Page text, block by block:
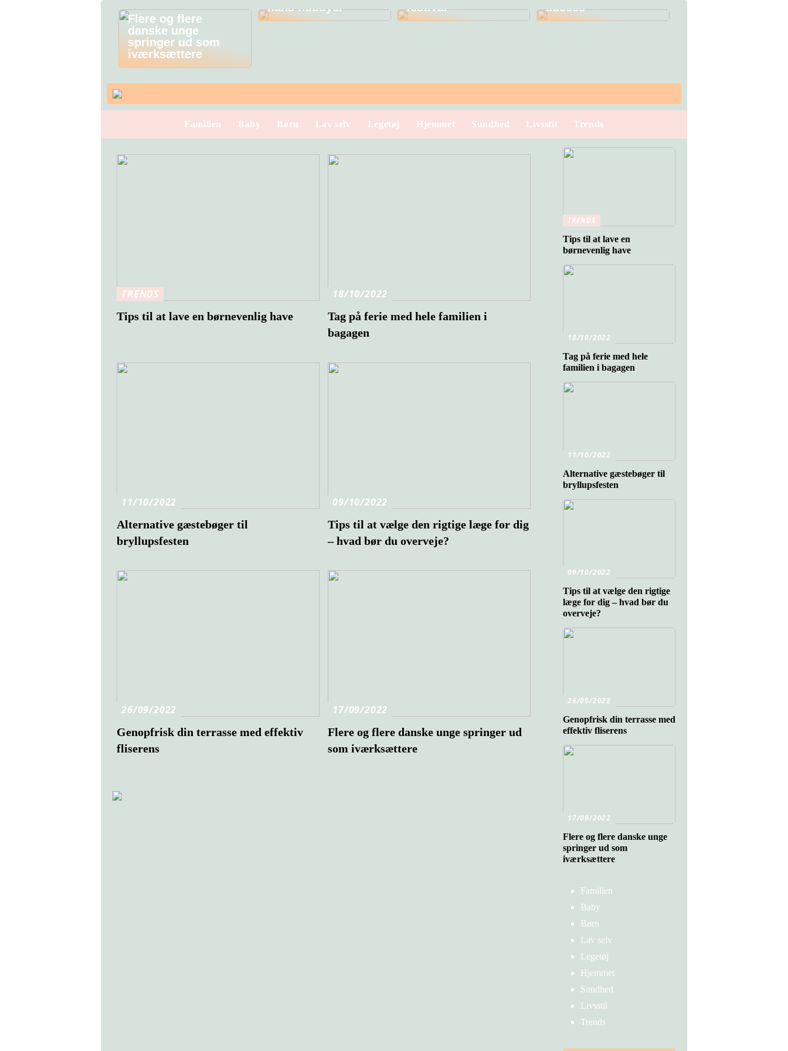
Flere og flere
danske unge
springer ud som
iværksættere
hans hobbyer
festival
succes
Familien Baby Børn Lav selv Legetøj Hjemmet Sundhed Livsstil Trends
TRENDS
Tips til at lave en børnevenlig have
18/10/2022
Tag på ferie med hele familien i
bagagen
11/10/2022
Alternative gæstebøger til
bryllupsfesten
09/10/2022
Tips til at vælge den rigtige læge for dig
– hvad bør du overveje?
26/09/2022
Genopfrisk din terrasse med effektiv
fliserens
17/09/2022
Flere og flere danske unge springer ud
som iværksættere
TRENDS
Tips til at lave en
børnevenlig have
18/10/2022
Tag på ferie med hele
familien i bagagen
11/10/2022
Alternative gæstebøger til
bryllupsfesten
09/10/2022
Tips til at vælge den rigtige
læge for dig – hvad bør du
overveje?
26/09/2022
Genopfrisk din terrasse med
effektiv fliserens
17/09/2022
Flere og flere danske unge
springer ud som
iværksættere
Familien
Baby
Børn
Lav selv
Legetøj
Hjemmet
Sundhed
Livsstil
Trends